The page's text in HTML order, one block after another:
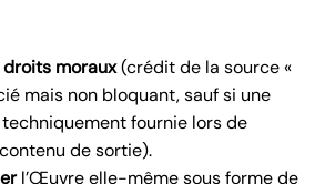
moraux(crédit de la source «
mais non bloquant, sauf si une
fournie lors de
de sortie).
l’Œuvre elle-même sous forme de